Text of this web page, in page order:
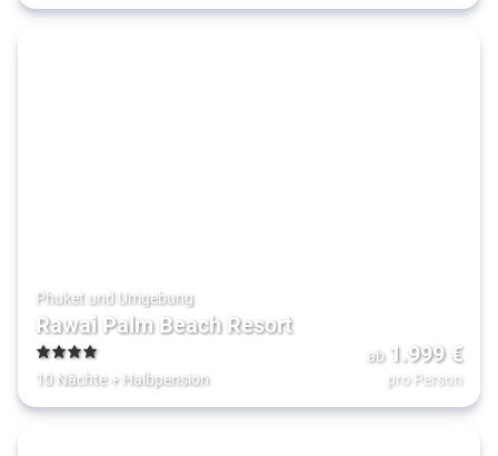
Phuket und Umgebung
Rawai Palm Beach Resort
4
10 Nächte+ Halbpension
ab 1.999€
pro Person